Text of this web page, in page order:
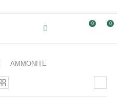
0 0
AMMONITE